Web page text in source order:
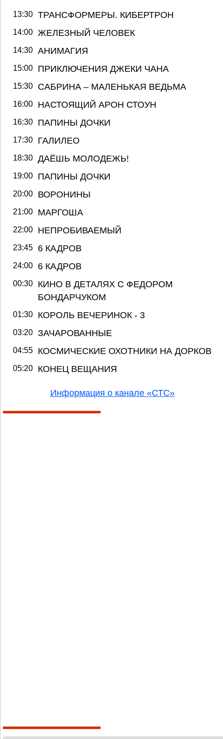
13:30 ТРАНСФОРМЕРЫ. КИБЕРТРОН
14:00 ЖЕЛЕЗНЫЙ ЧЕЛОВЕК
14:30 АНИМАГИЯ
15:00 ПРИКЛЮЧЕНИЯ ДЖЕКИ ЧАНА
15:30 САБРИНА – МАЛЕНЬКАЯ ВЕДЬМА
16:00 НАСТОЯЩИЙ АРОН СТОУН
16:30 ПАПИНЫ ДОЧКИ
17:30 ГАЛИЛЕО
18:30 ДАЁШЬ МОЛОДЕЖЬ!
19:00 ПАПИНЫ ДОЧКИ
20:00 ВОРОНИНЫ
21:00 МАРГОША
22:00 НЕПРОБИВАЕМЫЙ
23:45 6 КАДРОВ
24:00 6 КАДРОВ
00:30
КИНО В ДЕТАЛЯХ С ФЕДОРОМ
БОНДАРЧУКОМ
01:30 КОРОЛЬ ВЕЧЕРИНОК - 3
03:20 ЗАЧАРОВАННЫЕ
04:55 КОСМИЧЕСКИЕ ОХОТНИКИ НА ДОРКОВ
05:20 КОНЕЦ ВЕЩАНИЯ
Информация о канале «СТС»